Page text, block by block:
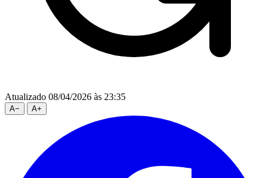
Atualizado 08/04/2026 às 23:35
A− A+